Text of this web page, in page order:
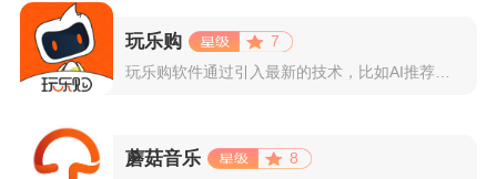
玩乐购
7
玩乐购软件通过引入最新的技术，比如AI推荐算法、AR试穿功能...
蘑菇音乐
8